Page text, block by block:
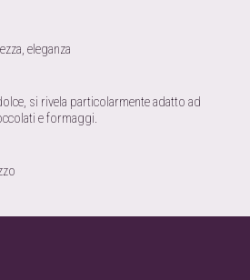
eleganza
si rivela particolarmente adatto ad
e formaggi.